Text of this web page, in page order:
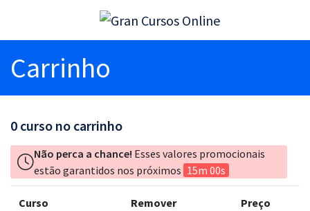
Carrinho
0 curso no carrinho
Não perca a chance! Esses valores promocionais
estão garantidos nos próximos 15m 00s
Curso Remover Preço